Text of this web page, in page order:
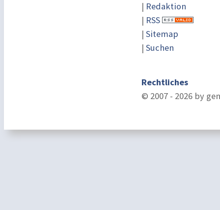
| Redaktion
| RSS
| Sitemap
| Suchen
Rechtliches
© 2007 - 2026 by